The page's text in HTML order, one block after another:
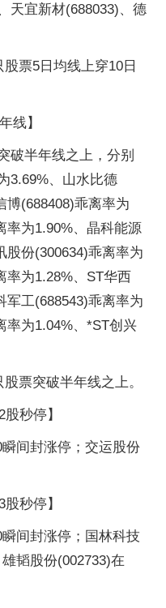
天宜新材(688033)、德
票5日均线上穿10日
线】
破半年线之上，分别
3.69%、山水比德
博(688408)乖离率为
率为1.90%、晶科能源
股份(300634)乖离率为
率为1.28%、ST华西
军工(688543)乖离率为
率为1.04%、*ST创兴
票突破半年线之上。
秒停】
间封涨停；交运股份
秒停】
间封涨停；国林科技
韬股份(002733)在